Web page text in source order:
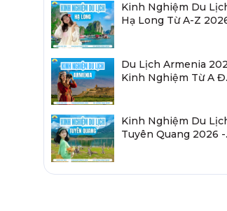
Kinh Nghiệm Du
Hạ Long Từ A-Z
Du Lịch Armenia
Kinh Nghiệm Từ A
Kinh Nghiệm Du
Tuyên Quang 2026 -